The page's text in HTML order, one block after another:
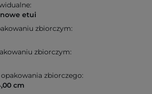
etui
zbiorczym:
zbiorczym:
zbiorczego:
cm